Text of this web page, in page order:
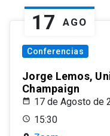
17 AGO
Conferencias
Jorge Lemos,
Champaign
17 de Agosto de
15:30